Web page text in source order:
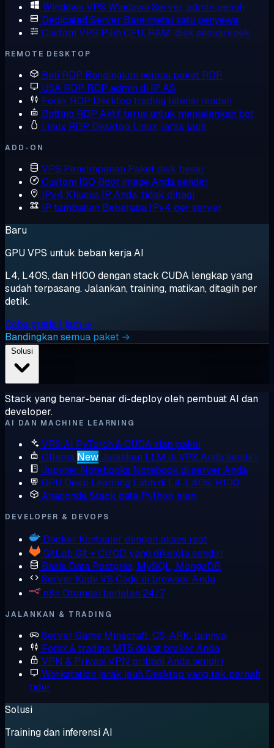
Windows VPS Windows Server, admin penuh
Dedicated Server Bare metal satu penyewa
Custom VPS Pilih CPU, RAM, disk sesuai spek
REMOTE DESKTOP
Beli RDP Bandingkan semua paket RDP
USA RDP RDP admin di IP AS
Forex RDP Desktop trading latensi rendah
Botting RDP Aktif terus untuk menjalankan bot
Linux RDP Desktop Linux, jarak jauh
ADD-ON
VPS Penyimpanan Paket disk besar
Custom ISO Boot image Anda sendiri
IPv4 Khusus IP Anda, tidak dibagi
IP tambahan Beberapa IPv4 per server
Baru
GPU VPS untuk beban kerja AI
L4, L40S, dan H100 dengan stack CUDA lengkap yang
sudah terpasang. Jalankan, training, matikan, ditagih per
detik.
Coba gratis 1 jam →
Bandingkan semua paket →
Stack yang benar-benar di-deploy oleh pembuat AI dan
developer.
AI DAN MACHINE LEARNING
VPS AI PyTorch & CUDA siap pakai
Ollama NewJalankan LLM di VPS Anda sendiri
Jupyter Notebooks Notebook di server Anda
GPU Deep Learning Latih di L4, L40S, H100
AnacondaStack data Python, siap
DEVELOPER & DEVOPS
Docker Kontainer dengan akses root
GitLab Git + CI/CD yang dikelola sendiri
Basis Data Postgres, MySQL, MongoDB
Server KodeVS Code di browser Anda
n8n Otomasi berjalan 24/7
JALANKAN & TRADING
Server Game Minecraft, CS, ARK, lainnya
Forex & trading MT5 dekat broker Anda
VPN & Privasi VPN pribadi Anda sendiri
Workstation jarak jauh Desktop yang tak pernah
tidur
Solusi
Training dan inferensi AI